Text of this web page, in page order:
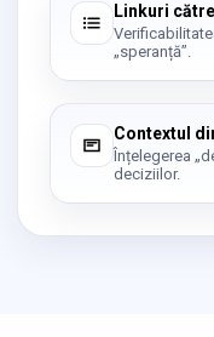
Linkuri
„speranță”.
Contextul
Înțelegerea
deciziilor.